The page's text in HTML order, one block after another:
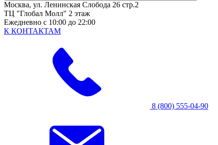
Москва, ул. Ленинская Слобода 26 стр.2
ТЦ "Глобал Молл" 2 этаж
Ежедневно с 10:00 до 22:00
К КОНТАКТАМ
8 (800) 555-04-90